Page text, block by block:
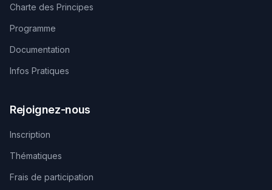
Charte des Principes
Programme
Documentation
Infos Pratiques
Rejoignez-nous
Inscription
Thématiques
Frais de participation